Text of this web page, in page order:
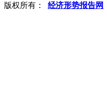
版权所有： 经济形势报告网